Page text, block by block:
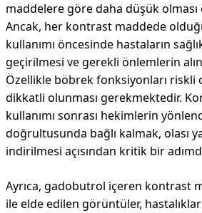
maddelere göre daha düşük olması
Ancak, her kontrast maddede
kullanımı öncesinde hastaların
geçirilmesi ve gerekli önlemlerin
Özellikle böbrek fonksiyonları riskli
dikkatli olunması gerekmektedir.
kullanımı sonrası hekimlerin
doğrultusunda bağlı kalmak, olası
indirilmesi açısından kritik bir
Ayrıca, gadobutrol içeren kontrast
ile elde edilen görüntüler,